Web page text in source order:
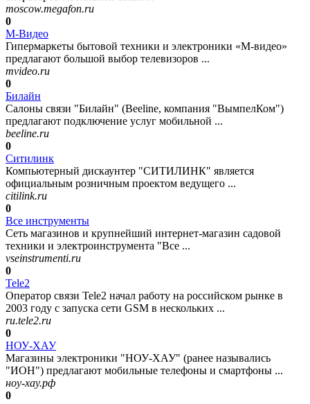
moscow.megafon.ru
0
М-Видео
Гипермаркеты бытовой техники и электроники «М-видео»
предлагают большой выбор телевизоров ...
mvideo.ru
0
Билайн
Салоны связи "Билайн" (Beeline, компания "ВымпелКом")
предлагают подключение услуг мобильной ...
beeline.ru
0
Ситилинк
Компьютерный дискаунтер "СИТИЛИНК" является
официальным розничным проектом ведущего ...
citilink.ru
0
Все инструменты
Сеть магазинов и крупнейший интернет-магазин садовой
техники и электроинструмента "Все ...
vseinstrumenti.ru
0
Tele2
Оператор связи Tele2 начал работу на российском рынке в
2003 году с запуска сети GSM в нескольких ...
ru.tele2.ru
0
НОУ-ХАУ
Магазины электроники "НОУ-ХАУ" (ранее назывались
"ИОН") предлагают мобильные телефоны и смартфоны ...
ноу-хау.рф
0